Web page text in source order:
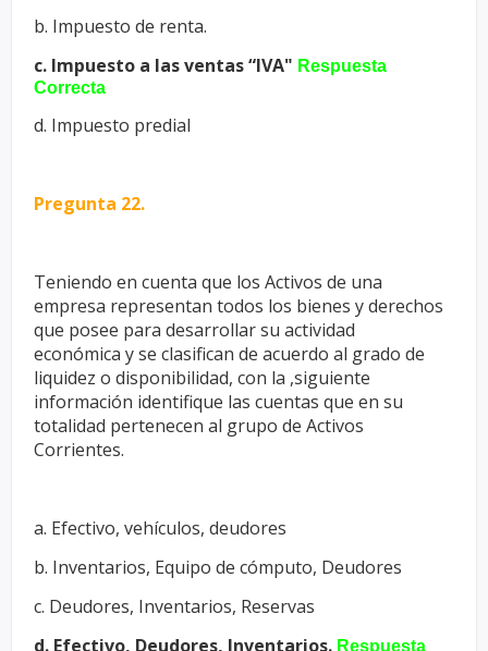
b. Impuesto de renta.
c. Impuesto a las ventas “IVA" Respuesta
Correcta
d. Impuesto predial
Pregunta 22.
Teniendo en cuenta que los Activos de una
empresa representan todos los bienes y derechos
que posee para desarrollar su actividad
económica y se clasifican de acuerdo al grado de
liquidez o disponibilidad, con la ,siguiente
información identifique las cuentas que en su
totalidad pertenecen al grupo de Activos
Corrientes.
a. Efectivo, vehículos, deudores
b. Inventarios, Equipo de cómputo, Deudores
c. Deudores, Inventarios, Reservas
d. Efectivo, Deudores, Inventarios. Respuesta